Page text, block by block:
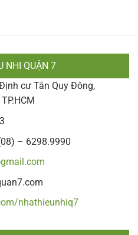
NHI QUẬN 7
cư Tân Quy Đông,
– 6298.9990
nhathieunhiq7